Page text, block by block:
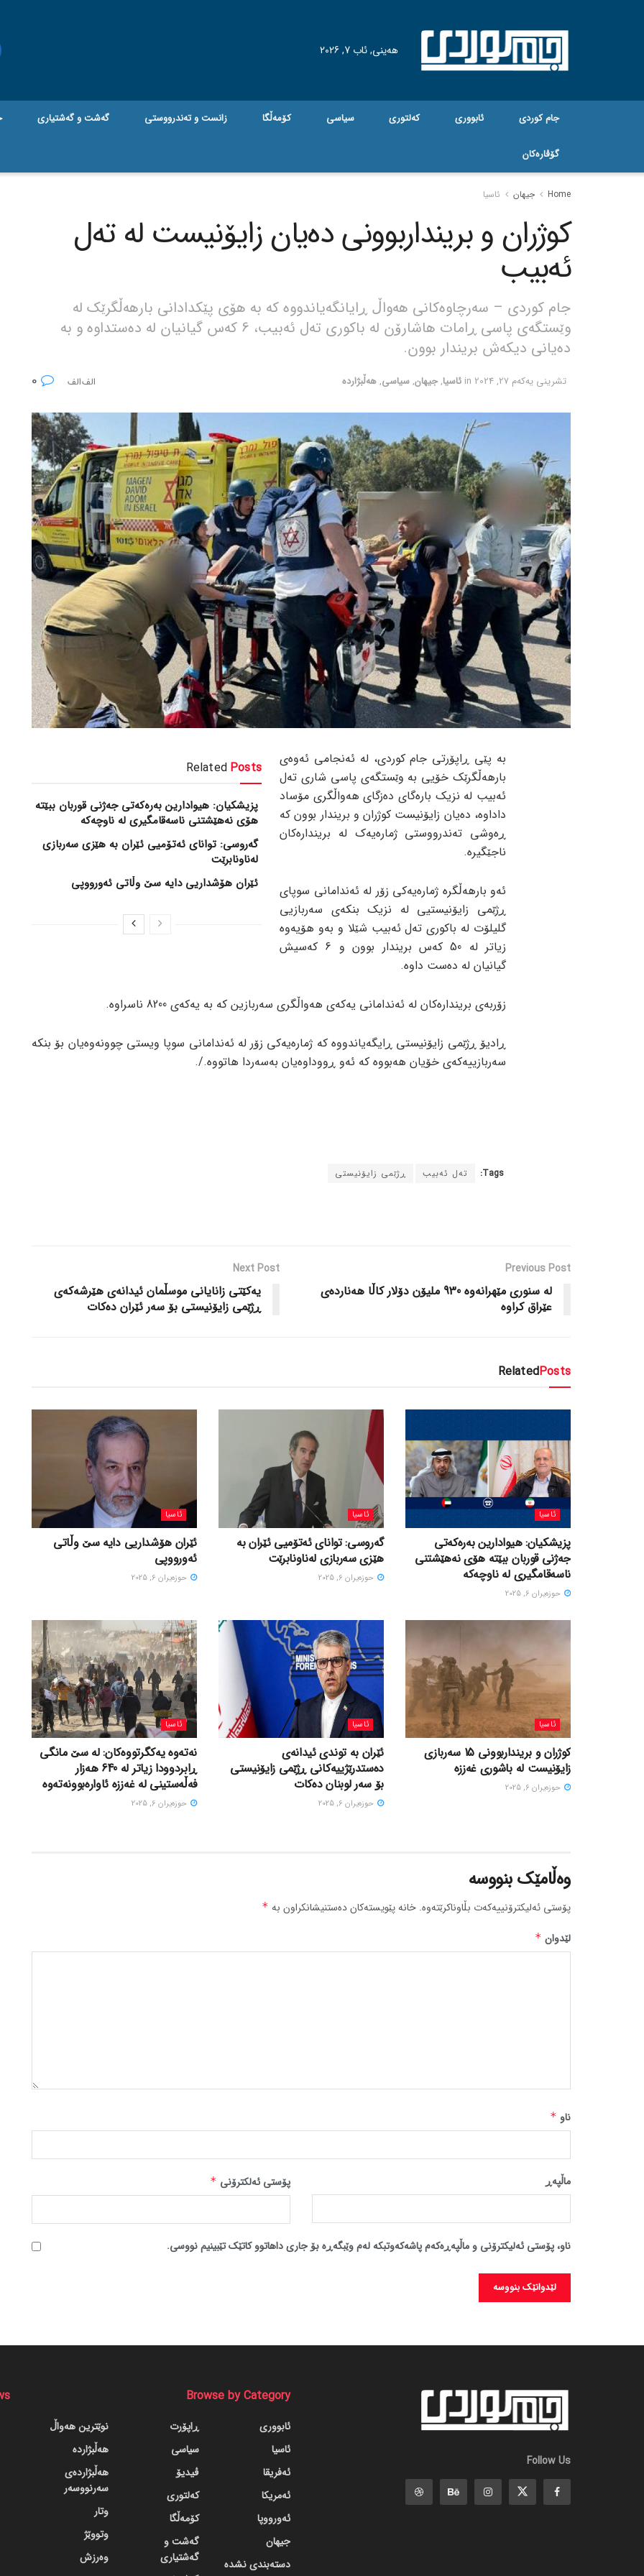
هه‌ینی, ئاب 7, 2026
جام کوردی ئابووری کەلتوری سیاسی کۆمەڵگا زانست و تەندرووستی گه‌شت و گه‌شتیاری
گۆڤاره‌کان
Home جیهان ئاسیا
کوژران و برینداربوونی دەیان زایۆنیست لە تەل
ئەبیب
جام کوردی – سەرچاوەکانی هەواڵ ڕایانگەیاندووە کە بە هۆی پێکدادانی بارهەڵگرێک لە
وێستگەی پاسی ڕامات هاشارۆن لە باکوری تەل ئەبیب، 6 کەس گیانیان لە دەستداوە و بە
دەیانی دیکەش بریندار بوون.
تشرینی یه‌كه‌م 27, 2024 in ئاسیا,جیهان,سیاسی,هەڵبژاردە
Related Posts
پزیشکیان: هیوادارین بەرەکەتی جەژنی قوربان ببێتە
هۆی نەهێشتنی ناسەقامگیری لە ناوچەکە
گەروسی: توانای ئەتۆمیی ئێران بە هێزی سەربازی
لەناونابرێت
ئێران هۆشداریی دایە سێ وڵاتی ئەورووپی
بە پێی ڕاپۆرتی جام کوردی، لە ئەنجامی ئەوەی
بارهەڵگرێک خۆیی بە وێستگەی پاسی شاری تەل
ئەبیب لە نزیک بارەگای دەزگای هەواڵگری مۆساد
داداوە، دەیان زایۆنیست کوژران و بریندار بوون کە
ڕەوشی تەندرووستی ژمارەیەک لە بریندارەکان
ناجێگیرە.
ئەو بارهەڵگرە ژمارەیەکی زۆر لە ئەندامانی سوپای
ڕژێمی زایۆنیستیی لە نزیک بنکەی سەربازیی
گلیلۆت لە باکوری تەل ئەبیب شێلا و بەو هۆیەوە
زیاتر لە 50 کەس بریندار بوون و 6 کەسیش
گیانیان لە دەست داوە.
زۆربەی بریندارەکان لە ئەندامانی یەکەی هەواڵگری سەربازین کە بە یەکەی 8200 ناسراوە.
ڕادیۆ ڕژێمی زایۆنیستی ڕایگەیاندووە کە ژمارەیەکی زۆر لە ئەندامانی سوپا ویستی چوونەوەیان بۆ بنکە
سەربازییەکەی خۆیان هەبووە کە ئەو ڕووداوەیان بەسەردا هاتووە./.
Tags: تەل ئەبیب ڕژێمی زایۆنیستی
Previous Post
لە سنوری مێهرانەوە 930 ملیۆن دۆلار کاڵا هەناردەی
عێراق کراوە
Next Post
یەکێتی زانایانی موسڵمان ئیدانەی هێرشەکەی
ڕژێمی زایۆنیستی بۆ سەر ئێران دەکات
RelatedPosts
ئاسیا
پزیشکیان: هیوادارین بەرەکەتی
جەژنی قوربان ببێتە هۆی نەهێشتنی
ناسەقامگیری لە ناوچەکە
حوزه‌یران 6, 2025
ئاسیا
گەروسی: توانای ئەتۆمیی ئێران بە
هێزی سەربازی لەناونابرێت
حوزه‌یران 6, 2025
ئاسیا
ئێران هۆشداریی دایە سێ وڵاتی
ئەورووپی
حوزه‌یران 6, 2025
ئاسیا
کوژران و برینداربوونی 15 سەربازی
زایۆنیست لە باشوری غەززە
حوزه‌یران 6, 2025
ئاسیا
ئێران بە توندی ئیدانەی
دەستدرێژییەکانی ڕژێمی زایۆنیستی
بۆ سەر لوبنان دەکات
حوزه‌یران 6, 2025
ئاسیا
نەتەوە یەکگرتووەکان: لە سێ مانگی
ڕابردوودا زیاتر لە 640 هەزار
فەڵەستینی لە غەززە ئاوارەبوونەتەوە
حوزه‌یران 6, 2025
وەڵامێک بنووسە
پۆستی ئەلیکترۆنییەکەت بڵاوناکرێتەوە. خانە پێویستەکان دەستنیشانکراون بە *
لێدوان *
ناو *
پۆستی ئەلکترۆنی * ماڵپه‌ڕ
ناو، پۆستی ئەلیکترۆنی و ماڵپەڕەکەم پاشەکەوتبکە لەم وێبگەڕە بۆ جاری داهاتوو کاتێک تێبینیم نووسی.
Follow Us
Browse by Category
ئابووری
ئاسیا
ئەفریقا
ئەمریکا
ئەورووپا
جیهان
دسته‌بندی نشده
ڕاپۆرت
سیاسی
ڤیدیۆ
کەلتوری
کۆمەڵگا
گه‌شت و
گه‌شتیاری
نوێترین هەواڵ
هەڵبژاردە
هەڵبژاردەی
سەرنووسەر
وتار
وتووێژ
وەرزش